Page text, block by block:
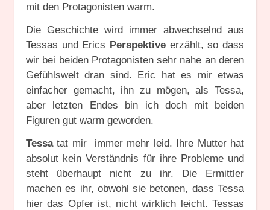
mit den Protagonisten warm.
Die Geschichte wird immer abwechselnd aus
Tessas und Erics Perspektive erzählt, so dass
wir bei beiden Protagonisten sehr nahe an deren
Gefühlswelt dran sind. Eric hat es mir etwas
einfacher gemacht, ihn zu mögen, als Tessa,
aber letzten Endes bin ich doch mit beiden
Figuren gut warm geworden.
Tessatat mir immer mehr leid. Ihre Mutter hat
absolut kein Verständnis für ihre Probleme und
steht überhaupt nicht zu ihr. Die Ermittler
machen es ihr, obwohl sie betonen, dass Tessa
hier das Opfer ist, nicht wirklich leicht. Tessas